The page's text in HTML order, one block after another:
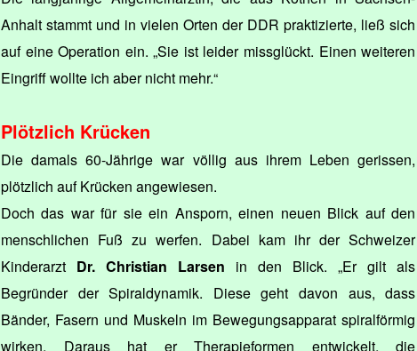
Anhalt stammt und in vielen Orten der DDR praktizierte, ließ sich
auf eine Operation ein. „Sie ist leider missglückt. Einen weiteren
Eingriff wollte ich aber nicht mehr.“
Plötzlich Krücken
Die damals 60-Jährige war völlig aus ihrem Leben gerissen,
plötzlich auf Krücken angewiesen.
Doch das war für sie ein Ansporn, einen neuen Blick auf den
menschlichen Fuß zu werfen. Dabei kam ihr der Schweizer
Kinderarzt Dr. Christian Larsen in den Blick. „Er gilt als
Begründer der Spiraldynamik. Diese geht davon aus, dass
Bänder, Fasern und Muskeln im Bewegungsapparat spiralförmig
wirken. Daraus hat er Therapieformen entwickelt, die